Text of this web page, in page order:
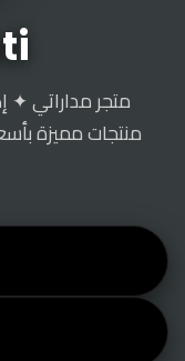
متجر مداراتي ✦
منتجات مميزة